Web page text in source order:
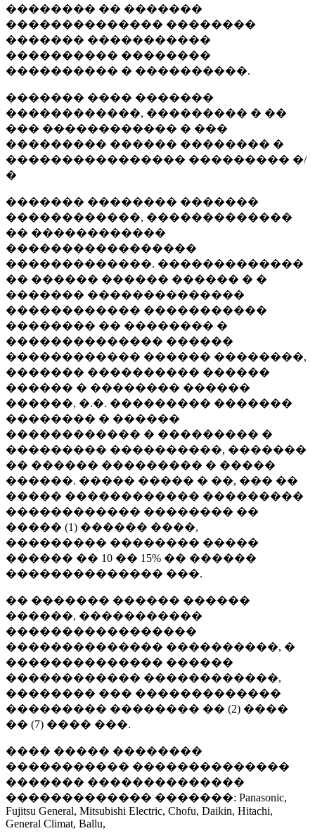
�������� �� �������
�������������� ��������
������� �����������
���������� ��������
���������� � ����������.
������� ���� �������
������������, ��������� � ��
��� ������������ � ���
��������� ������ �������� �
���������������� ��������� �/
�
������� �������� �������
������������, �������������
�� ������������
�����������������
�������������. �������������
�� ������ ������ ������ � �
������� ��������������
������������ �����������
�������� �� �������� �
�������������� ������
������������ ������ ��������,
������� ���������� ������
������ � �������� ������
������, �.�. ��������� �������
�������� � ������
������������ � ��������� �
��������� ����������, �������
�� ������ ��������� � �����
������. ����� ����� � ��, ��� ��
����� ������������ ���������
������������ �������� ��
����� (1) ������ ����,
��������� �������� �����
������ �� 10 �� 15% �� ������
�������������� ���.
�� ������� ������ ������
������, �����������
�����������������
�������������� ����������, �
�������������� ������
������������ ������������,
�������� ��� �������������
��������� �������� �� (2) ����
�� (7) ���� ���.
���� ����� ��������
����������� ��������������
������� ��������������
������������� �������: Panasonic,
Fujitsu General, Mitsubishi Electric, Chofu, Daikin, Hitachi,
General Climat, Ballu,